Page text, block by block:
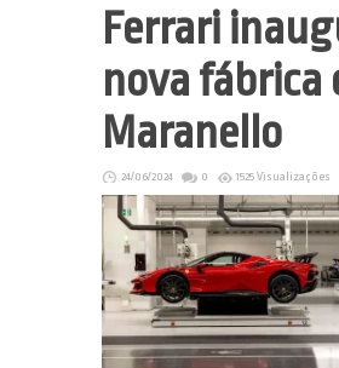
Ferrari
nova fábrica
Maranello
24/06/2024 0 1525 Visualizações